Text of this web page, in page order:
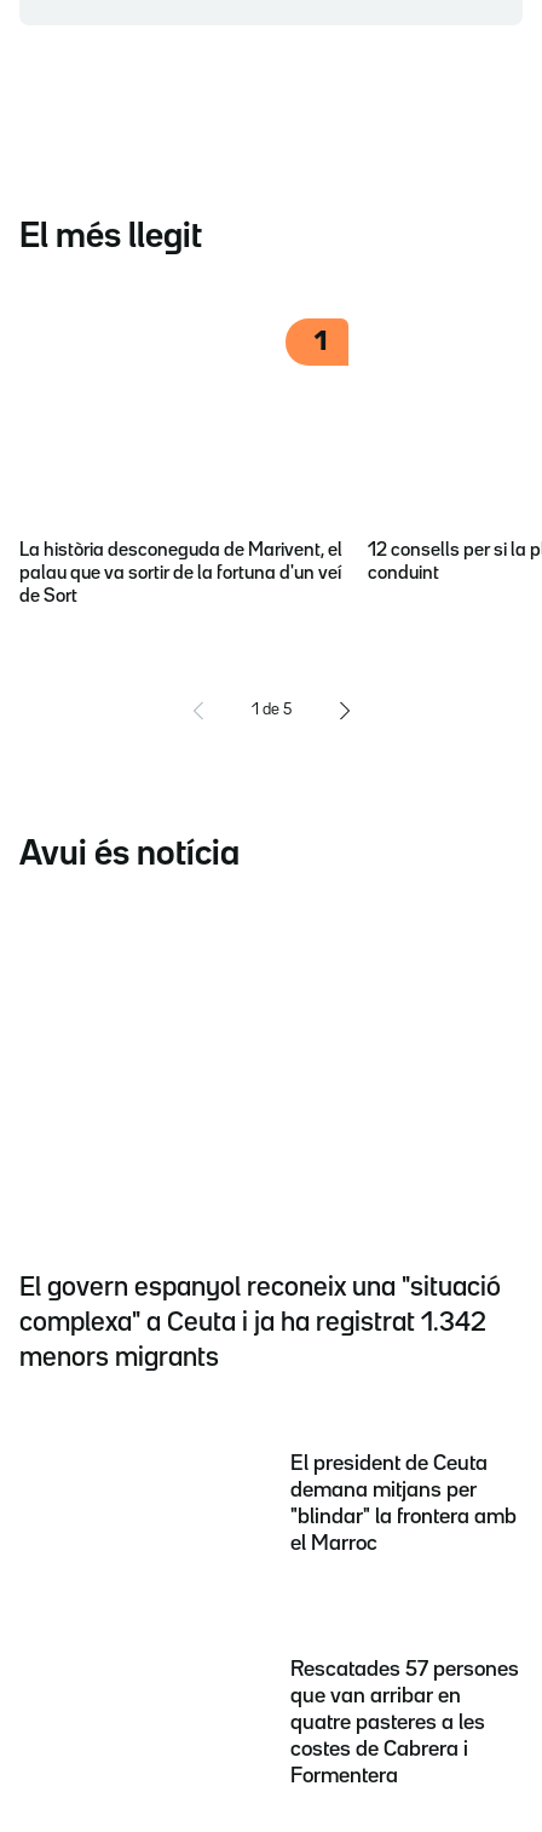
El més llegit
1
La història desconeguda de Marivent, el
palau que va sortir de la fortuna d'un veí
de Sort
12 consells per si la
conduint
1 de 5
Avui és notícia
El govern espanyol reconeix una "situació
complexa" a Ceuta i ja ha registrat 1.342
menors migrants
El president de Ceuta
demana mitjans per
"blindar" la frontera amb
el Marroc
Rescatades 57 persones
que van arribar en
quatre pasteres a les
costes de Cabrera i
Formentera